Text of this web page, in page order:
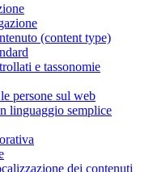
(content type)
e tassonomie
persone sul web
linguaggio semplice
dei contenuti